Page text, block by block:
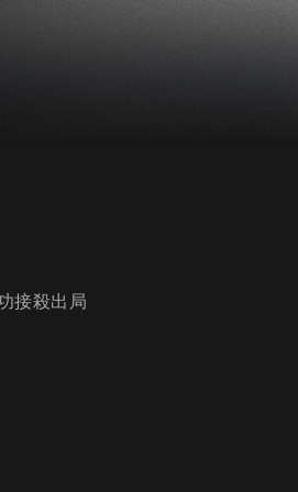
接殺出局